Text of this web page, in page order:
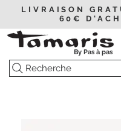
LIVRAISON
60€
Recherche
By Pas à pas